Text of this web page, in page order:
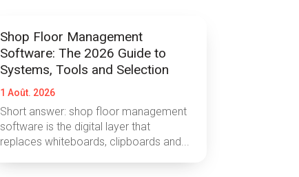
Shop Floor Management
Software: The 2026 Guide to
Systems, Tools and Selection
1 Août. 2026
Short answer: shop floor management
software is the digital layer that
replaces whiteboards, clipboards and...